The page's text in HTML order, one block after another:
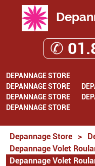
✆
DEPANNAGE STORE
DEPANNAGE STORE
DEPANNAGE STORE
DEPANNAGE STORE
Depannage Store >
Depannage Volet
Depannage Volet